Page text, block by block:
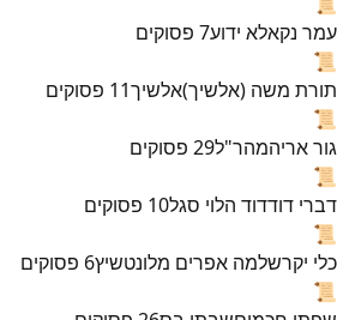
עמר נקאלא ידוע7 פסוקים
📜
תורת משה (אלשיך)אלשיך11 פסוקים
📜
גור אריהמהר"ל29 פסוקים
📜
דברי דודדוד הלוי סגל10 פסוקים
📜
כלי יקרשלמה אפרים מלונטשיץ6 פסוקים
📜